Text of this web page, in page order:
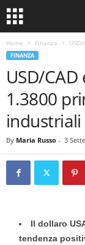
Home Finanza
FINANZA
USD/
1.3800
industriali
By Maria Russo - 3
Il dollaro
tendenza